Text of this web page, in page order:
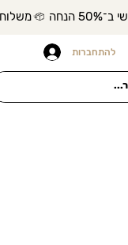
להתחברות